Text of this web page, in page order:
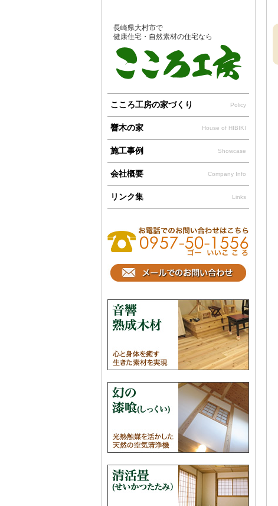
長崎県大村市で
健康住宅・自然素材の住宅なら
こころ工房の家づくり Policy
響木の家 House of HIBIKI
施工事例 Showcase
会社概要 Company Info
リンク集 Links